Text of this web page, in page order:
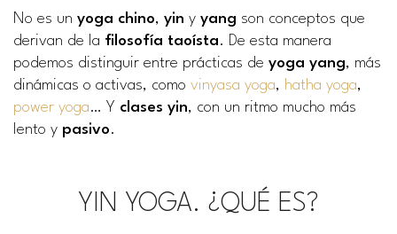
No es un yoga chino, yin y yang son conceptos que
derivan de la filosofía taoísta. De esta manera
podemos distinguir entre prácticas de yoga yang, más
dinámicas o activas, como vinyasa yoga, hatha yoga,
power yoga… Y clases yin, con un ritmo mucho más
lento y pasivo.
YIN YOGA. ¿QUÉ ES?